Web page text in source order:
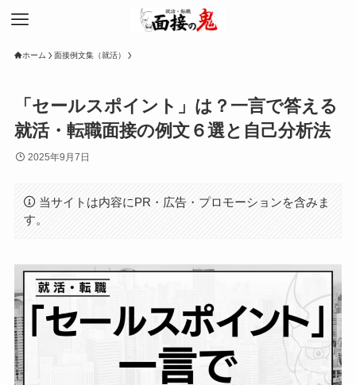
ホーム 面接例文集（就活）
「セールスポイント」は？一言で答える
就活・転職面接の例文６選と自己分析法
2025年9月7日
当サイトは内容にPR・広告・プロモーションを含みま
す。